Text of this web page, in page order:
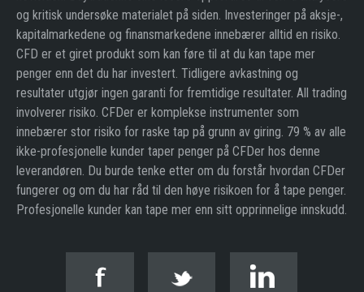
og kritisk undersøke materialet på siden. Investeringer på aksje-,
kapitalmarkedene og finansmarkedene innebærer alltid en risiko.
CFD er et giret produkt som kan føre til at du kan tape mer
penger enn det du har investert. Tidligere avkastning og
resultater utgjør ingen garanti for fremtidige resultater. All trading
involverer risiko. CFDer er komplekse instrumenter som
innebærer stor risiko for raske tap på grunn av giring. 79 % av alle
ikke-profesjonelle kunder taper penger på CFDer hos denne
leverandøren. Du burde tenke etter om du forstår hvordan CFDer
fungerer og om du har råd til den høye risikoen for å tape penger.
Profesjonelle kunder kan tape mer enn sitt opprinnelige innskudd.